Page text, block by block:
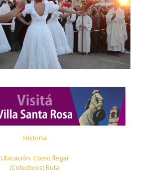
Historia
Ubicación. Como llegar
(Colectivos) Ruta